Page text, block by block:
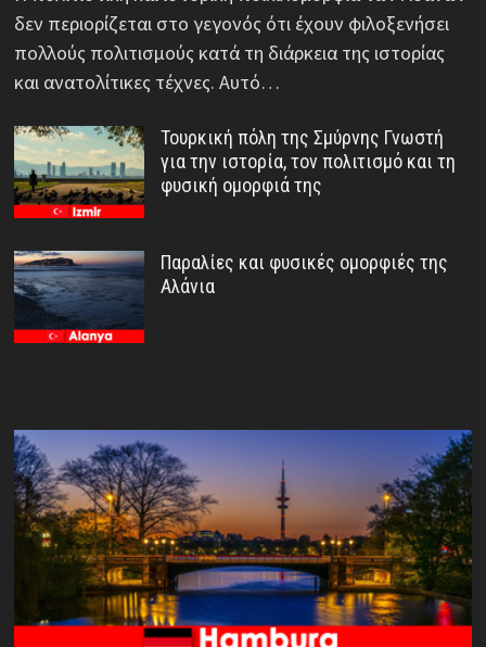
δεν περιορίζεται στο γεγονός ότι έχουν φιλοξενήσει
πολλούς πολιτισμούς κατά τη διάρκεια της ιστορίας
και ανατολίτικες τέχνες. Αυτό…
Τουρκική πόλη της Σμύρνης Γνωστή
για την ιστορία, τον πολιτισμό και τη
φυσική ομορφιά της
Παραλίες και φυσικές ομορφιές της
Αλάνια